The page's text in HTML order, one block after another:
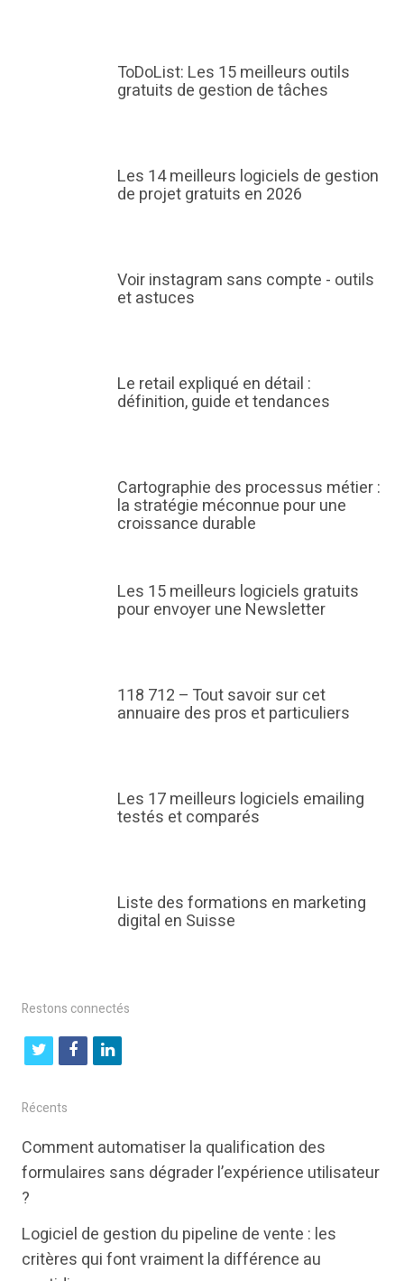
ToDoList: Les 15 meilleurs outils
gratuits de gestion de tâches
Les 14 meilleurs logiciels de gestion
de projet gratuits en 2026
Voir instagram sans compte - outils
et astuces
Le retail expliqué en détail :
définition, guide et tendances
Cartographie des processus métier :
la stratégie méconnue pour une
croissance durable
Les 15 meilleurs logiciels gratuits
pour envoyer une Newsletter
118 712 – Tout savoir sur cet
annuaire des pros et particuliers
Les 17 meilleurs logiciels emailing
testés et comparés
Liste des formations en marketing
digital en Suisse
Restons connectés
t
i
t
r
f
b
k
l
k
e
n
Récents
Comment automatiser la qualification des
formulaires sans dégrader l’expérience utilisateur
?
Logiciel de gestion du pipeline de vente : les
critères qui font vraiment la différence au